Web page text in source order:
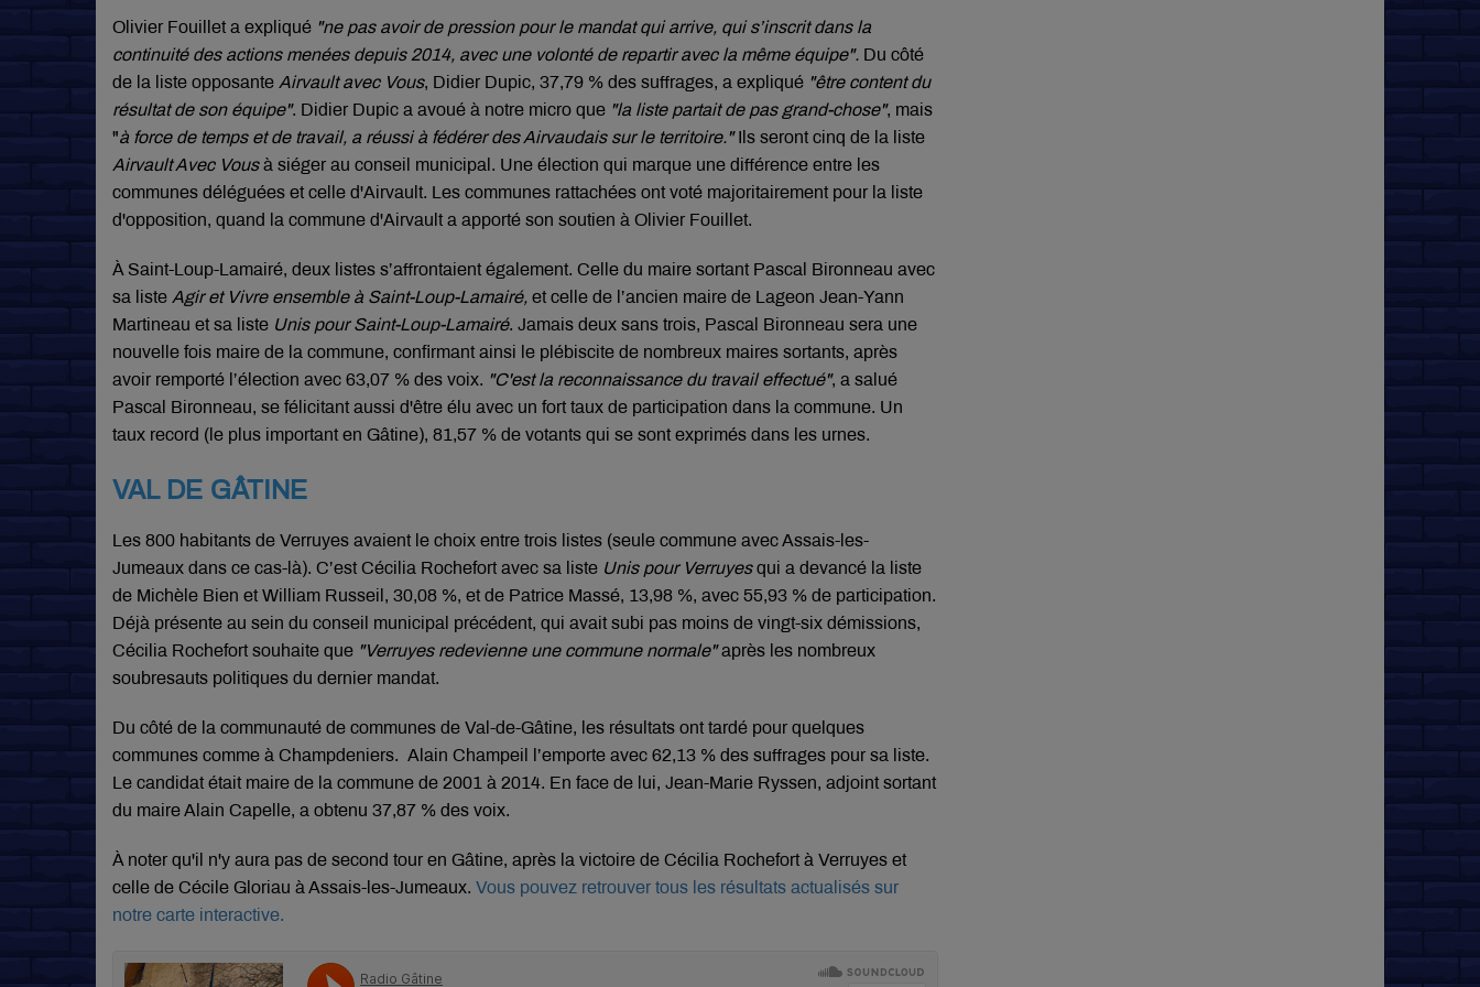
Olivier Fouillet a expliqué "ne pas avoir de pression pour le mandat qui arrive, qui s’inscrit dans la
continuité des actions menées depuis 2014, avec une volonté de repartir avec la même équipe". Du côté
de la liste opposante Airvault avec Vous, Didier Dupic, 37,79 % des suffrages, a expliqué "être content du
résultat de son équipe". Didier Dupic a avoué à notre micro que "la liste partait de pas grand-chose", mais
"à force de temps et de travail, a réussi à fédérer des Airvaudais sur le territoire."Ils seront cinq de la liste
Airvault Avec Vousà siéger au conseil municipal. Une élection qui marque une différence entre les
communes déléguées et celle d'Airvault. Les communes rattachées ont voté majoritairement pour la liste
d'opposition, quand la commune d'Airvault a apporté son soutien à Olivier Fouillet.
À Saint-Loup-Lamairé, deux listes s’affrontaient également. Celle du maire sortant Pascal Bironneau avec
sa liste Agir et Vivre ensemble à Saint-Loup-Lamairé, et celle de l’ancien maire de Lageon Jean-Yann
Martineau et sa liste Unis pour Saint-Loup-Lamairé. Jamais deux sans trois, Pascal Bironneau sera une
nouvelle fois maire de la commune, confirmant ainsi le plébiscite de nombreux maires sortants, après
avoir remporté l’élection avec 63,07 % des voix. "C'est la reconnaissance du travail effectué", a salué
Pascal Bironneau, se félicitant aussi d'être élu avec un fort taux de participation dans la commune. Un
taux record (le plus important en Gâtine), 81,57 % de votants qui se sont exprimés dans les urnes.
VAL DE GÂTINE
Les 800 habitants de Verruyes avaient le choix entre trois listes (seule commune avec Assais-les-
Jumeaux dans ce cas-là). C’est Cécilia Rochefort avec sa liste Unis pour Verruyesqui a devancé la liste
de Michèle Bien et William Russeil, 30,08 %, et de Patrice Massé, 13,98 %, avec 55,93 % de participation.
Déjà présente au sein du conseil municipal précédent, qui avait subi pas moins de vingt-six démissions,
Cécilia Rochefort souhaite que "Verruyes redevienne une commune normale"après les nombreux
soubresauts politiques du dernier mandat.
Du côté de la communauté de communes de Val-de-Gâtine, les résultats ont tardé pour quelques
communes comme à Champdeniers. Alain Champeil l’emporte avec 62,13 % des suffrages pour sa liste.
Le candidat était maire de la commune de 2001 à 2014. En face de lui, Jean-Marie Ryssen, adjoint sortant
du maire Alain Capelle, a obtenu 37,87 % des voix.
À noter qu'il n'y aura pas de second tour en Gâtine, après la victoire de Cécilia Rochefort à Verruyes et
celle de Cécile Gloriau à Assais-les-Jumeaux. Vous pouvez retrouver tous les résultats actualisés sur
notre carte interactive.